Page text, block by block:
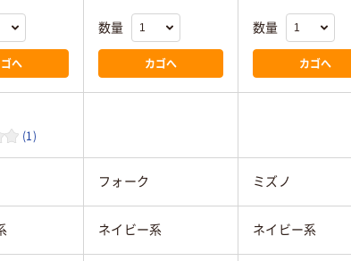
へ
数量
カゴへ
数量
カゴへ
(1)
フォーク ミズノ
ネイビー系 ネイビー系